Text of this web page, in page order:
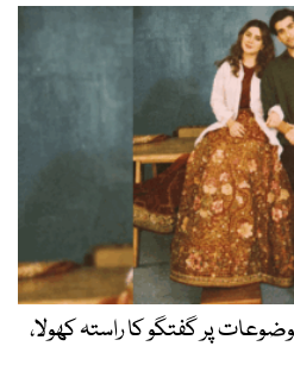
پر گفتگو کا راستہ کھولا،